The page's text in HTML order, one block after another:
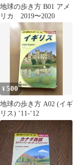
地球の歩き方 B01 アメ
リカ 2019〜2020
¥500
地球の歩き方 A02 (イギ
リス) ‘11-‘12